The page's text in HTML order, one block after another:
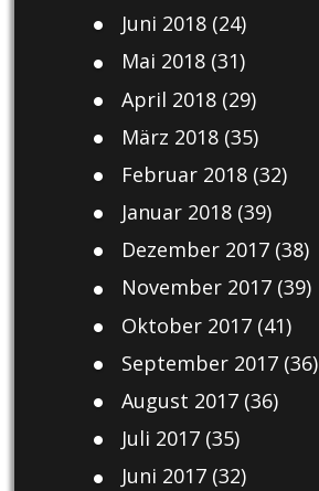
Juni 2018(24)
Mai 2018(31)
April 2018(29)
März 2018(35)
Februar 2018(32)
Januar 2018(39)
Dezember 2017(38)
November 2017(39)
Oktober 2017(41)
September 2017(36)
August 2017(36)
Juli 2017(35)
Juni 2017(32)